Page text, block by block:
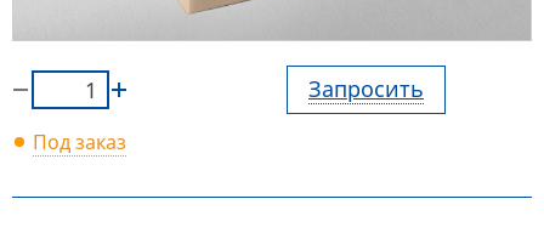
Запросить
Под заказ